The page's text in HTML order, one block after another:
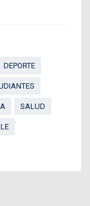
DEPORTE
SALUD